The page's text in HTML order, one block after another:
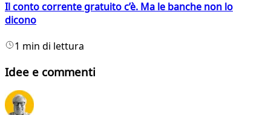
Il conto corrente gratuito c’è. Ma le banche non lo
dicono
1 min di lettura
Idee e commenti